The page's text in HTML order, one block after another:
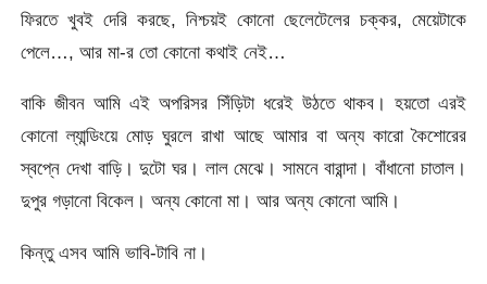
ফিরতে খুবই দেরি করছে, নিশ্চয়ই কোনো ছেলেটেলের চক্কর, মেয়েটাকে
পেলে…, আর মা-র তো কোনো কথাই নেই…
বাকি জীবন আমি এই অপরিসর সিঁড়িটা ধরেই উঠতে থাকব। হয়তো এরই
কোনো ল্যান্ডিংয়ে মোড় ঘুরলে রাখা আছে আমার বা অন্য কারো কৈশোরের
স্বপ্নে দেখা বাড়ি। দুটো ঘর। লাল মেঝে। সামনে বারান্দা। বাঁধানো চাতাল।
দুপুর গড়ানো বিকেল। অন্য কোনো মা। আর অন্য কোনো আমি।
কিন্তু এসব আমি ভাবি-টাবি না।